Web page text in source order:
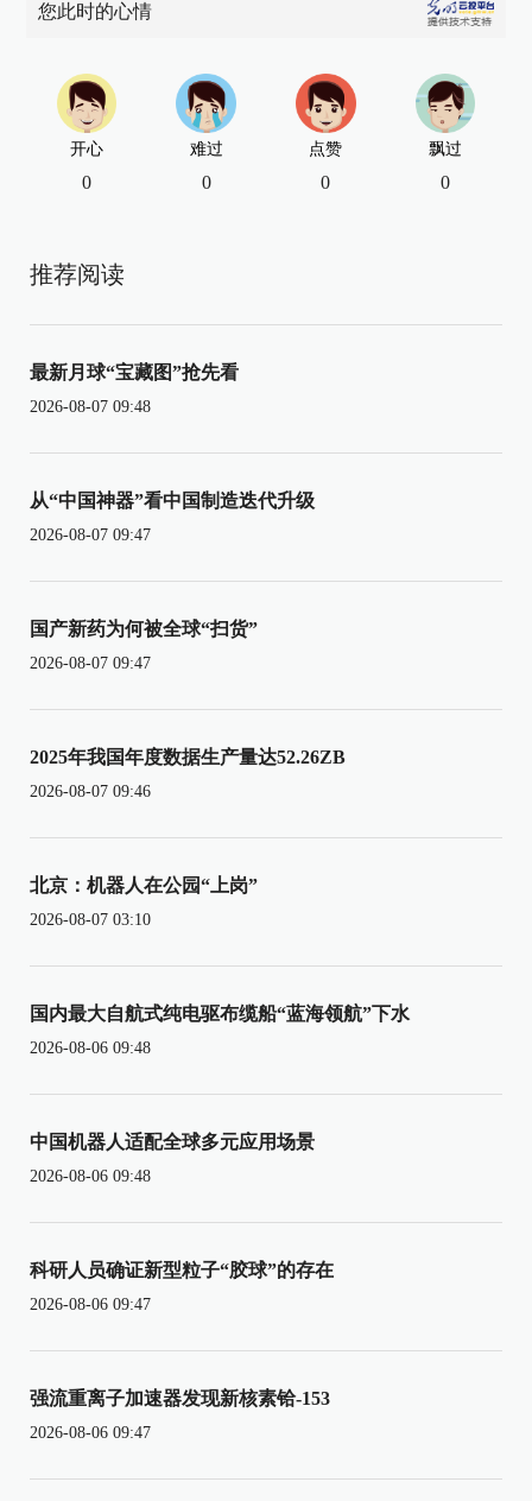
您此时的心情
开心
0
难过
0
点赞
0
飘过
0
推荐阅读
最新月球“宝藏图”抢先看
2026-08-07 09:48
从“中国神器”看中国制造迭代升级
2026-08-07 09:47
国产新药为何被全球“扫货”
2026-08-07 09:47
2025年我国年度数据生产量达52.26ZB
2026-08-07 09:46
北京：机器人在公园“上岗”
2026-08-07 03:10
国内最大自航式纯电驱布缆船“蓝海领航”下水
2026-08-06 09:48
中国机器人适配全球多元应用场景
2026-08-06 09:48
科研人员确证新型粒子“胶球”的存在
2026-08-06 09:47
强流重离子加速器发现新核素铪-153
2026-08-06 09:47